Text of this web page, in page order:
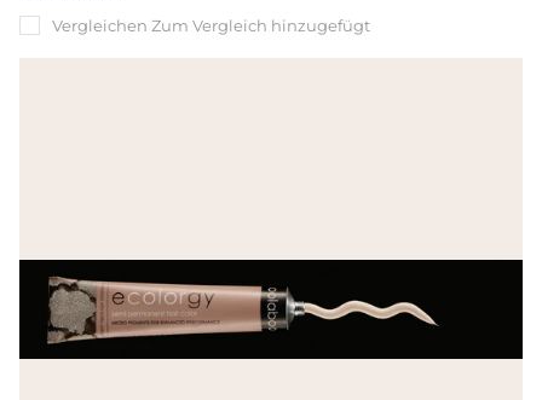
Vergleichen Zum Vergleich hinzugefügt